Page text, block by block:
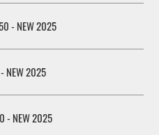
- NEW 2025
NEW 2025
- NEW 2025